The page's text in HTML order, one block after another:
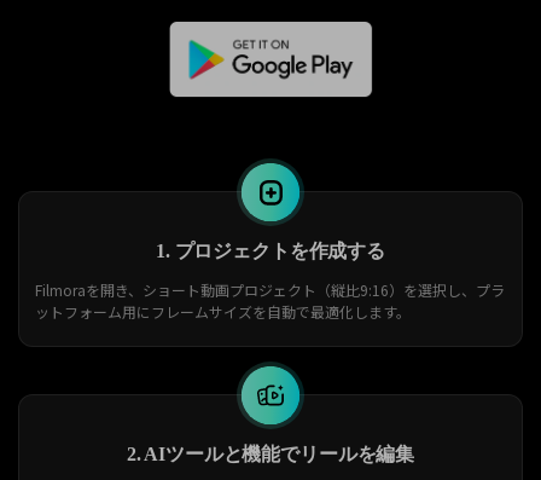
1. プロジェクトを作成する
Filmoraを開き、ショート動画プロジェクト（縦比9:16）を選択し、プラ
ットフォーム用にフレームサイズを自動で最適化します。
2. AIツールと機能でリールを編集